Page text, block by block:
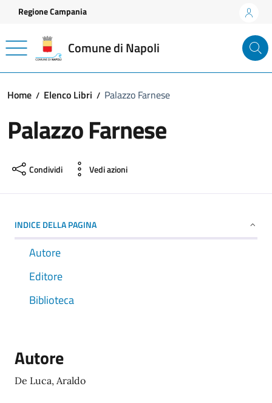
Vai ai contenuti
Vai al footer
Regione Campania
Comune di Napoli
Home Elenco Libri Palazzo Farnese
Palazzo Farnese
Condividi Vedi azioni
INDICE DELLA PAGINA
Autore
Editore
Biblioteca
Autore
De Luca, Araldo